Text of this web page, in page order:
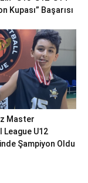
Kupası” Başarısı
Master
League U12
Şampiyon Oldu